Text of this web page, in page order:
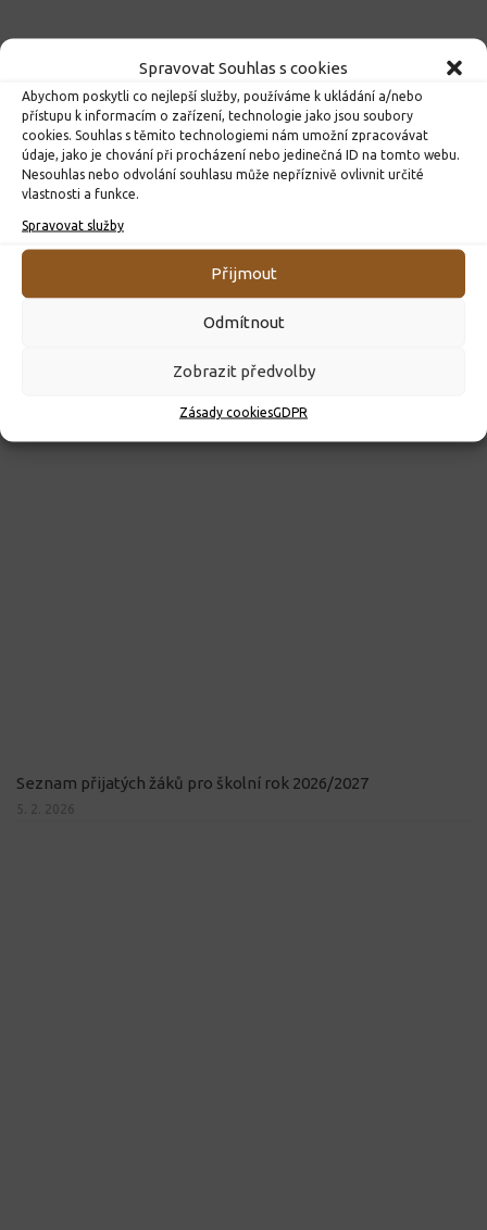
Spravovat Souhlas s cookies
Abychom poskytli co nejlepší služby, používáme k ukládání a/nebo
přístupu k informacím o zařízení, technologie jako jsou soubory
cookies. Souhlas s těmito technologiemi nám umožní zpracovávat
údaje, jako je chování při procházení nebo jedinečná ID na tomto webu.
Nesouhlas nebo odvolání souhlasu může nepříznivě ovlivnit určité
vlastnosti a funkce.
Spravovat služby
Přijmout
Odmítnout
Zobrazit předvolby
Zásady cookiesGDPR
10. 4. 2026
Seznam přijatých žáků pro školní rok 2026/2027
5. 2. 2026